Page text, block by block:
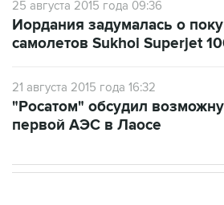
самолетов Sukhoi Superjet 100
первой АЭС в Лаосе